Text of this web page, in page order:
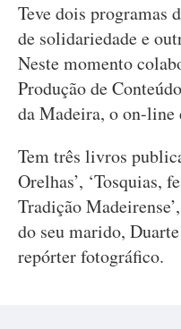
Teve dois programas
de solidariedade e
Neste momento
Produção de
da Madeira, o on-line
Tem três livros
Orelhas’, ‘Tosquias,
Tradição
do seu marido,
repórter fotográfico.